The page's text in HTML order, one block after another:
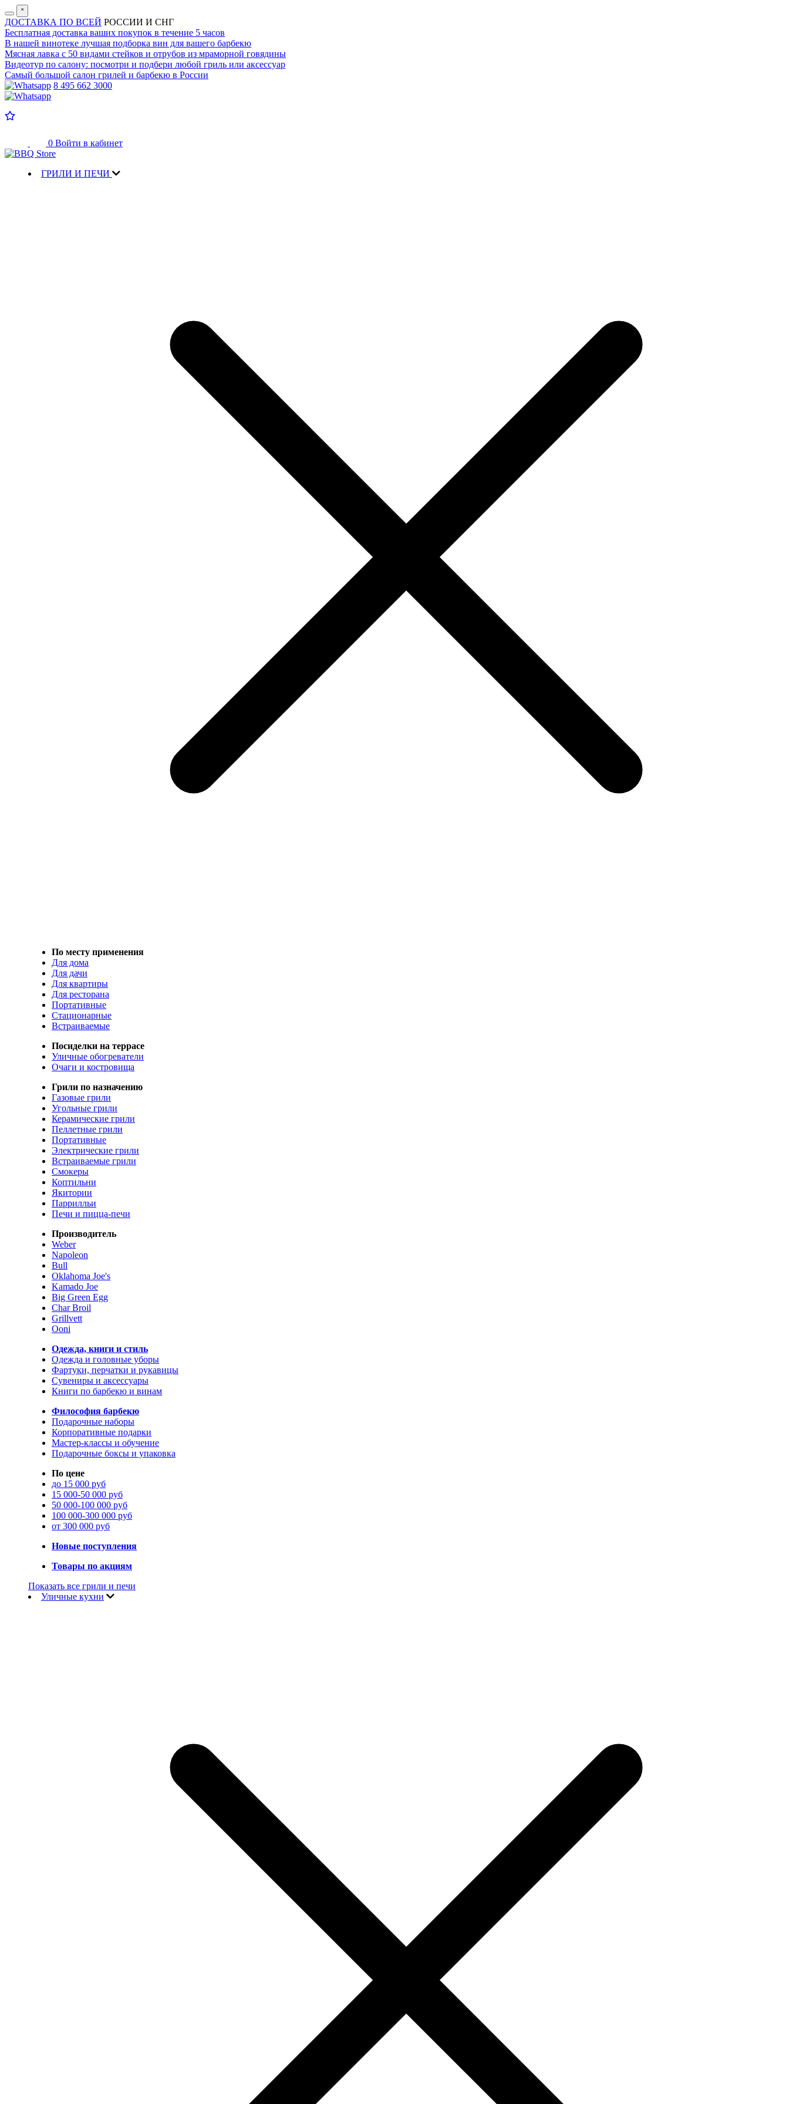
˟
ДОСТАВКА ПО ВСЕЙ РОССИИ И СНГ
Бесплатная доставка ваших покупок в течение 5 часов
В нашей винотеке лучшая подборка вин для вашего барбекю
Мясная лавка с 50 видами стейков и отрубов из мраморной говядины
Видеотур по салону: посмотри и подбери любой гриль или аксессуар
Самый большой салон грилей и барбекю в России
8 495 662 3000
0 Войти в кабинет
ГРИЛИ И ПЕЧИ
По месту применения
Для дома
Для дачи
Для квартиры
Для ресторана
Портативные
Стационарные
Встраиваемые
Посиделки на террасе
Уличные обогреватели
Очаги и костровища
Грили по назначению
Газовые грили
Угольные грили
Керамические грили
Пеллетные грили
Портативные
Электрические грили
Встраиваемые грили
Смокеры
Коптильни
Якитории
Паррилльи
Печи и пицца-печи
Производитель
Weber
Napoleon
Bull
Oklahoma Joe's
Kamado Joe
Big Green Egg
Char Broil
Grillvett
Ooni
Одежда, книги и стиль
Одежда и головные уборы
Фартуки, перчатки и рукавицы
Сувениры и аксессуары
Книги по барбекю и винам
Философия барбекю
Подарочные наборы
Корпоративные подарки
Мастер-классы и обучение
Подарочные боксы и упаковка
По цене
до 15 000 руб
15 000-50 000 руб
50 000-100 000 руб
100 000-300 000 руб
от 300 000 руб
Новые поступления
Товары по акциям
Показать все грили и печи
Уличные кухни